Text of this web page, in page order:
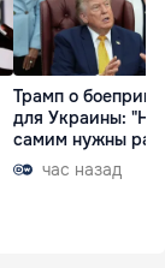
Трамп о
для Украины:
самим нужны
час назад